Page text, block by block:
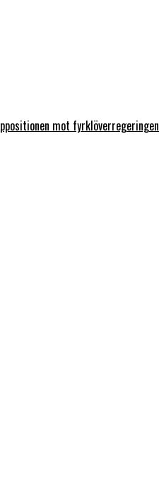
mot fyrklöverregeringen